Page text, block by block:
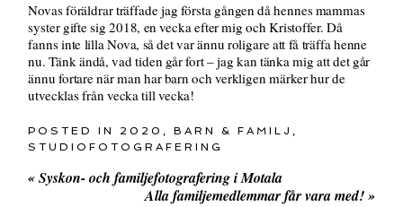
Novas föräldrar träffade jag första gången då hennes mammas
syster gifte sig 2018, en vecka efter mig och Kristoffer. Då
fanns inte lilla Nova, så det var ännu roligare att få träffa henne
nu. Tänk ändå, vad tiden går fort – jag kan tänka mig att det går
ännu fortare när man har barn och verkligen märker hur de
utvecklas från vecka till vecka!
POSTED IN 2020 ,BARN & FAMILJ ,
STUDIOFOTOGRAFERING
«Syskon- och familjefotografering i Motala
Alla familjemedlemmar får vara med!»